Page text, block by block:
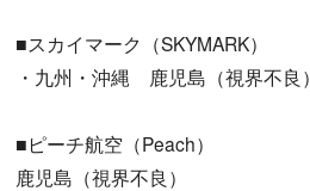
■スカイマーク（SKYMARK）
・九州・沖縄 鹿児島（視界不良）
■ピーチ航空（Peach）
鹿児島（視界不良）